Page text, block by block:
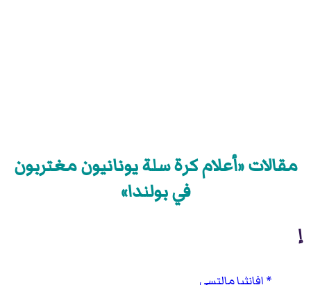
مقالات «أعلام كرة سلة يونانيون مغتربون
في بولندا»
إ
إفانثيا مالتسي